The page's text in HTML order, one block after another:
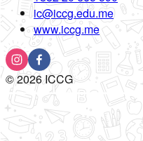
ic@iccg.edu.me
www.iccg.me
©2026ICCG